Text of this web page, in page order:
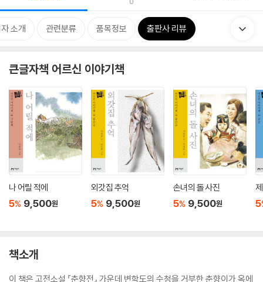
소개 관련분류 품목정보 출판사 리뷰
큰글자책 어르신 이야기책
나 어릴 적에
5% 9,500원
외갓집 추억
5% 9,500원
손녀의 돌 사진
5% 9,500원 5
책소개
이 책은 고전소설 『춘향전』 가운데 변학도의 수청을 거부한 춘향이가 옥에